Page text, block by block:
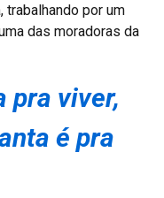
por um
das moradoras da
pra viver,
é pra